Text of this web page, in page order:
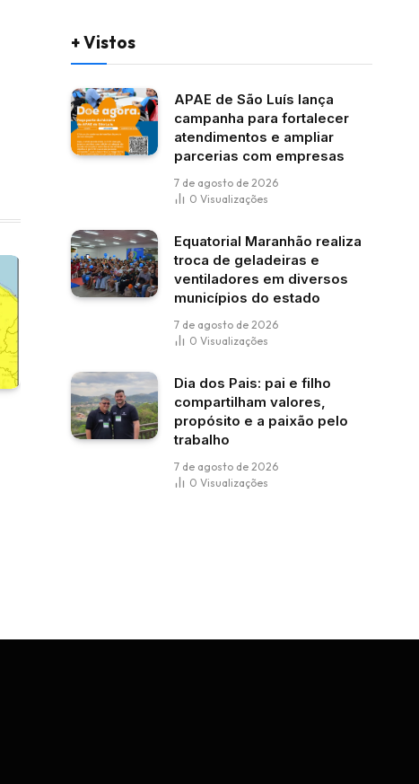
+ Vistos
APAE de São Luís lança
campanha para fortalecer
atendimentos e ampliar
parcerias com empresas
7 de agosto de 2026
0 Visualizações
Equatorial Maranhão realiza
troca de geladeiras e
ventiladores em diversos
municípios do estado
7 de agosto de 2026
0 Visualizações
Dia dos Pais: pai e filho
compartilham valores,
propósito e a paixão pelo
trabalho
7 de agosto de 2026
0 Visualizações